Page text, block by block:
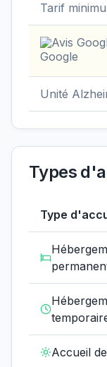
Tarif
Avis
Unité
Types
Type
Accueil